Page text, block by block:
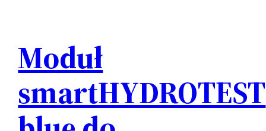
Moduł
smartHYDROTEST